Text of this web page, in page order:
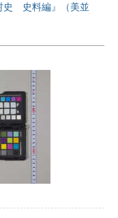
史 史料編』（美並